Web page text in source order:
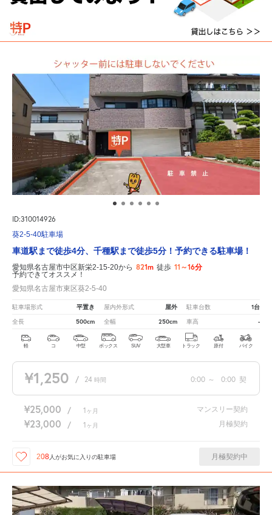
ID:310014926
葵2-5-40駐車場
車道駅まで徒歩4分、千種駅まで徒歩5分！予約できる駐車場！
愛知県名古屋市中区新栄2-15-20から 821m 徒歩 11～16分
予約できてオススメ！
愛知県名古屋市東区葵2-5-40
駐車場形式 平置き 屋内外形式 屋外 駐車台数 1台
全長 500cm 全幅 250cm 車高 -
軽 コ 中型 ボックス SUV 大型車 トラック 原付 バイク
¥1,250 / 24 時間 0:00 ～ 0:00 契
¥25,000 / 1 ヶ月 マンスリー契約
¥23,000 / 1 ヶ月 月極契約
208人がお気に入りの駐車場 月極契約中